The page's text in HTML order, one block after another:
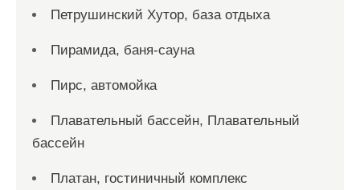
Петрушинский Хутор, база отдыха
Пирамида, баня-сауна
Пирс, автомойка
Плавательный бассейн, Плавательный
бассейн
Платан, гостиничный комплекс